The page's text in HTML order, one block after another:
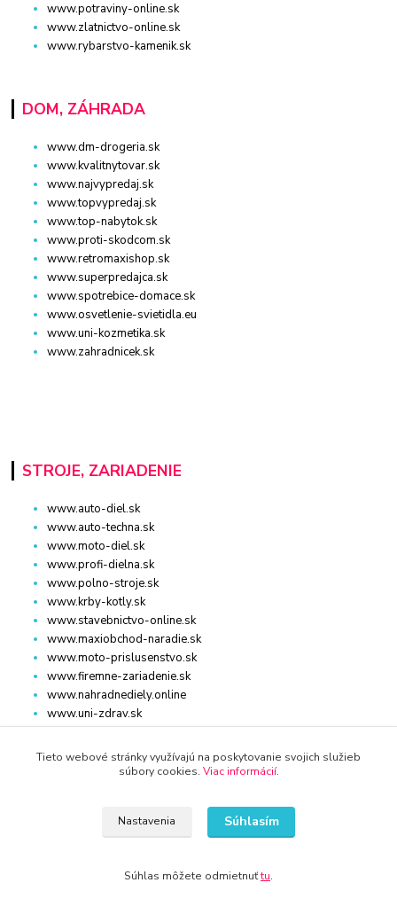
www.potraviny-online.sk
www.zlatnictvo-online.sk
www.rybarstvo-kamenik.sk
DOM, ZÁHRADA
www.dm-drogeria.sk
www.kvalitnytovar.sk
www.najvypredaj.sk
www.topvypredaj.sk
www.top-nabytok.sk
www.proti-skodcom.sk
www.retromaxishop.sk
www.superpredajca.sk
www.spotrebice-domace.sk
www.osvetlenie-svietidla.eu
www.uni-kozmetika.sk
www.zahradnicek.sk
STROJE, ZARIADENIE
www.auto-diel.sk
www.auto-techna.sk
www.moto-diel.sk
www.profi-dielna.sk
www.polno-stroje.sk
www.krby-kotly.sk
www.stavebnictvo-online.sk
www.maxiobchod-naradie.sk
www.moto-prislusenstvo.sk
www.firemne-zariadenie.sk
www.nahradnediely.online
www.uni-zdrav.sk
www.zlatnictvo-online.sk
www.zariadenie-firmy.sk
WWW.KRBY-KOTLY.SK
Tieto webové stránky využívajú na poskytovanie svojich služieb
súbory cookies. Viac informácií.
Nastavenia Súhlasím
Súhlas môžete odmietnuťtu.